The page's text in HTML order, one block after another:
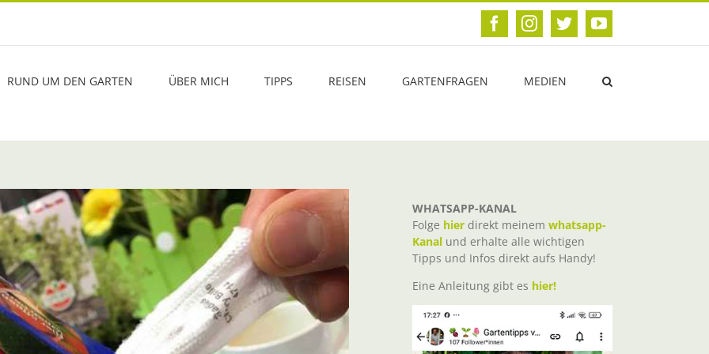
FacebookInstagram
TwitterYouTube
RUND UM DEN GARTEN ÜBER MICH TIPPS REISEN GARTENFRAGEN MEDIEN
WHATSAPP-KANAL
Folge hier direkt meinem whatsapp-
Kanal und erhalte alle wichtigen
Tipps und Infos direkt aufs Handy!
Eine Anleitung gibt es hier!